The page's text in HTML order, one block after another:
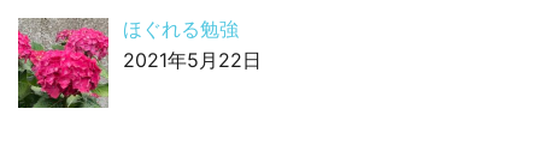
ほぐれる勉強
2021年5月22日